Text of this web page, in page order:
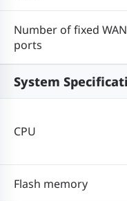
Number of fixed WAN
ports
System
CPU
Flash memory